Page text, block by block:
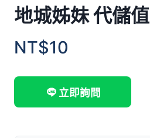
地城姊妹 代儲值
NT$10
立即詢問